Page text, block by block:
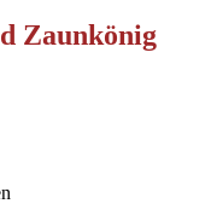
Zaunkönig